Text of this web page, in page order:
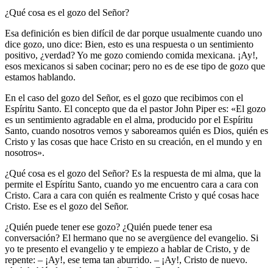
¿Qué cosa es el gozo del Señor?
Esa definición es bien difícil de dar porque usualmente cuando uno
dice gozo, uno dice: Bien, esto es una respuesta o un sentimiento
positivo, ¿verdad? Yo me gozo comiendo comida mexicana. ¡Ay!,
esos mexicanos si saben cocinar; pero no es de ese tipo de gozo que
estamos hablando.
En el caso del gozo del Señor, es el gozo que recibimos con el
Espíritu Santo. El concepto que da el pastor John Piper es: «El gozo
es un sentimiento agradable en el alma, producido por el Espíritu
Santo, cuando nosotros vemos y saboreamos quién es Dios, quién es
Cristo y las cosas que hace Cristo en su creación, en el mundo y en
nosotros».
¿Qué cosa es el gozo del Señor? Es la respuesta de mi alma, que la
permite el Espíritu Santo, cuando yo me encuentro cara a cara con
Cristo. Cara a cara con quién es realmente Cristo y qué cosas hace
Cristo. Ese es el gozo del Señor.
¿Quién puede tener ese gozo? ¿Quién puede tener esa
conversación? El hermano que no se avergüence del evangelio. Si
yo te presento el evangelio y te empiezo a hablar de Cristo, y de
repente: – ¡Ay!, ese tema tan aburrido. – ¡Ay!, Cristo de nuevo.